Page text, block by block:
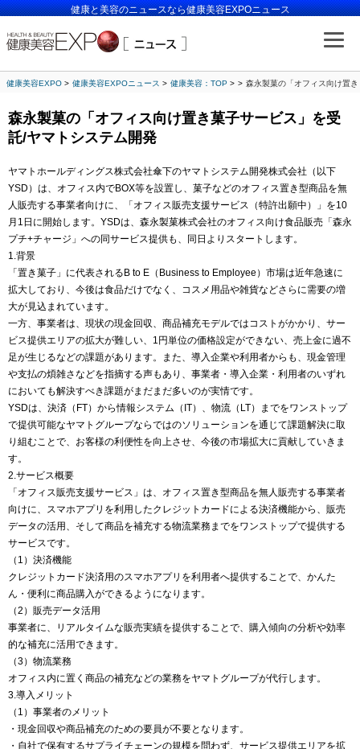
健康と美容のニュースなら健康美容EXPOニュース
健康美容EXPO 健康美容EXPOニュース 健康美容：TOP 森永製菓の「オフィス向け置
森永製菓の「オフィス向け置き菓子サービス」を受
託/ヤマトシステム開発
ヤマトホールディングス株式会社傘下のヤマトシステム開発株式会社（以下
YSD）は、オフィス内でBOX等を設置し、菓子などのオフィス置き型商品を無
人販売する事業者向けに、「オフィス販売支援サービス（特許出願中）」を10
月1日に開始します。YSDは、森永製菓株式会社のオフィス向け食品販売「森永
プチ+チャージ」への同サービス提供も、同日よりスタートします。
1.背景
「置き菓子」に代表されるB to E（Business to Employee）市場は近年急速に
拡大しており、今後は食品だけでなく、コスメ用品や雑貨などさらに需要の増
大が見込まれています。
一方、事業者は、現状の現金回収、商品補充モデルではコストがかかり、サー
ビス提供エリアの拡大が難しい、1円単位の価格設定ができない、売上金に過不
足が生じるなどの課題があります。また、導入企業や利用者からも、現金管理
や支払の煩雑さなどを指摘する声もあり、事業者・導入企業・利用者のいずれ
においても解決すべき課題がまだまだ多いのが実情です。
YSDは、決済（FT）から情報システム（IT）、物流（LT）までをワンストップ
で提供可能なヤマトグループならではのソリューションを通じて課題解決に取
り組むことで、お客様の利便性を向上させ、今後の市場拡大に貢献していきま
す。
2.サービス概要
「オフィス販売支援サービス」は、オフィス置き型商品を無人販売する事業者
向けに、スマホアプリを利用したクレジットカードによる決済機能から、販売
データの活用、そして商品を補充する物流業務までをワンストップで提供する
サービスです。
（1）決済機能
クレジットカード決済用のスマホアプリを利用者へ提供することで、かんた
ん・便利に商品購入ができるようになります。
（2）販売データ活用
事業者に、リアルタイムな販売実績を提供することで、購入傾向の分析や効率
的な補充に活用できます。
（3）物流業務
オフィス内に置く商品の補充などの業務をヤマトグループが代行します。
3.導入メリット
（1）事業者のメリット
・現金回収や商品補充のための要員が不要となります。
・自社で保有するサプライチェーンの規模を問わず、サービス提供エリアを拡